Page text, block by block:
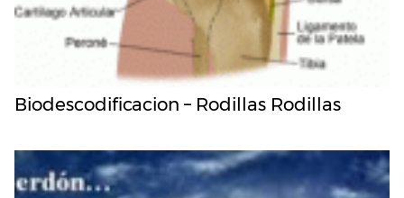
Biodescodificacion – Rodillas Rodillas